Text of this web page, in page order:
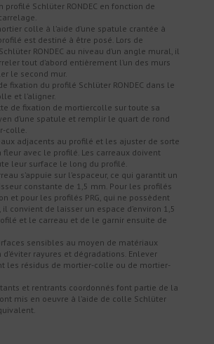
profilé Schlüter RONDEC en fonction de
colle à l’aide d’une spatule crantée à
est destiné à être posé. Lors de
RONDEC au niveau d’un angle mural, il
tout d’abord entièrement l’un des murs
le second mur.
fixation du profilé Schlüter RONDEC dans le
et l’aligner.
de fixation de mortiercolle sur toute sa
d’une spatule et remplir le quart de rond
colle.
adjacents au profilé et les ajuster de sorte
fleur avec le profilé. Les carreaux doivent
leur surface le long du profilé.
s’appuie sur l’espaceur, ce qui garantit un
constante de 1,5 mm. Pour les profilés
et pour les profilés PRG, qui ne possèdent
il convient de laisser un espace d’environ 1,5
et le carreau et de le garnir ensuite de
sensibles au moyen de matériaux
d’éviter rayures et dégradations. Enlever
les résidus de mortier-colle ou de mortier-
et rentrants coordonnés font partie de la
mis en oeuvre à l’aide de colle Schlüter